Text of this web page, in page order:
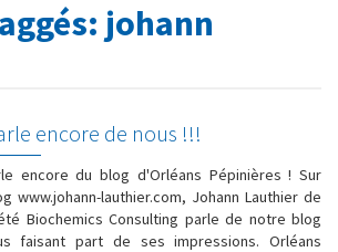
johann
encore de nous !!!
encore du blog d'Orléans Pépinières ! Sur
www.johann-lauthier.com, Johann Lauthier de
Biochemics Consulting parle de notre blog
faisant part de ses impressions. Orléans